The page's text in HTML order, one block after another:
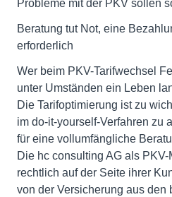
Probleme mit der PKV sollen
Beratung tut Not, eine
erforderlich
Wer beim PKV-Tarifwechsel
unter Umständen ein Leben
Die Tarifoptimierung ist zu
im do-it-yourself-Verfahren zu
für eine vollumfängliche
Die hc consulting AG als
rechtlich auf der Seite ihrer
von der Versicherung aus den